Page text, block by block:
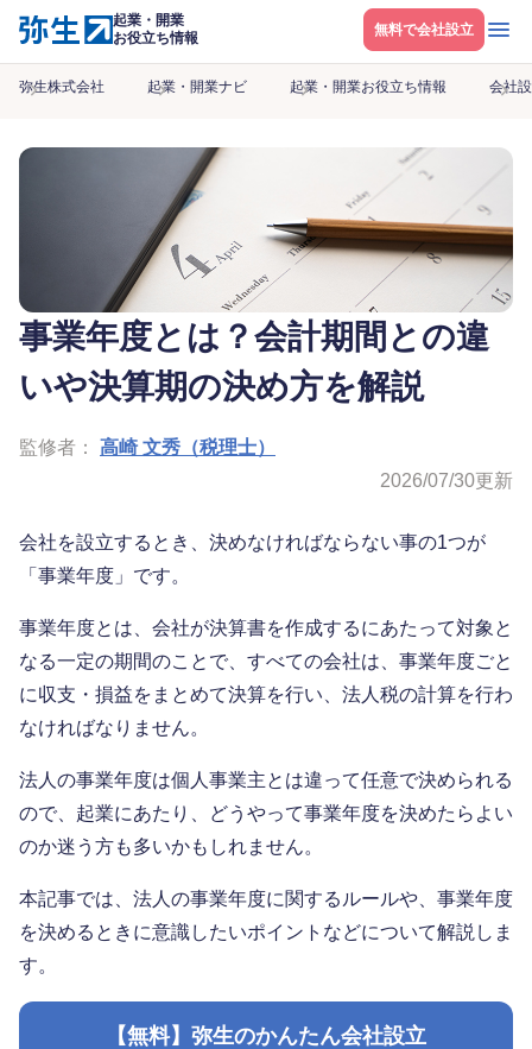
起業・開業
お役立ち情報
無料で会社設立 メニ
弥生株式会社 起業・開業ナビ 起業・開業お役立ち情報 会社
事業年度とは？会計期間との違
いや決算期の決め方を解説
監修者： 高崎 文秀（税理士）
2026/07/30更新
会社を設立するとき、決めなければならない事の1つが
「事業年度」です。
事業年度とは、会社が決算書を作成するにあたって対象と
なる一定の期間のことで、すべての会社は、事業年度ごと
に収支・損益をまとめて決算を行い、法人税の計算を行わ
なければなりません。
法人の事業年度は個人事業主とは違って任意で決められる
ので、起業にあたり、どうやって事業年度を決めたらよい
のか迷う方も多いかもしれません。
本記事では、法人の事業年度に関するルールや、事業年度
を決めるときに意識したいポイントなどについて解説しま
す。
【無料】弥生のかんたん会社設立